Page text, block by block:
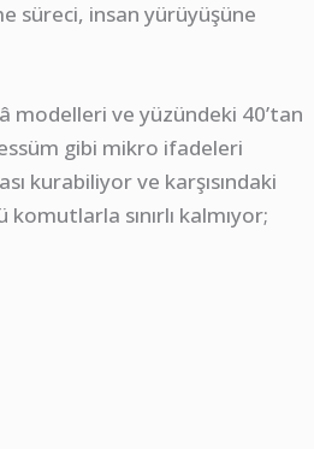
süreci, insan yürüyüşüne
modelleri ve yüzündeki 40’tan
gibi mikro ifadeleri
kurabiliyor ve karşısındaki
sınırlı kalmıyor;